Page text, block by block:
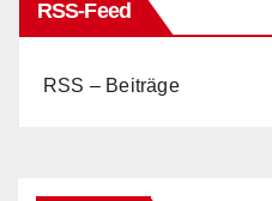
RSS-Feed
RSS – Beiträge